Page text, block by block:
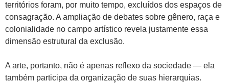
territórios foram, por muito tempo, excluídos dos espaços de
consagração. A ampliação de debates sobre gênero, raça e
colonialidade no campo artístico revela justamente essa
dimensão estrutural da exclusão.
A arte, portanto, não é apenas reflexo da sociedade — ela
também participa da organização de suas hierarquias.